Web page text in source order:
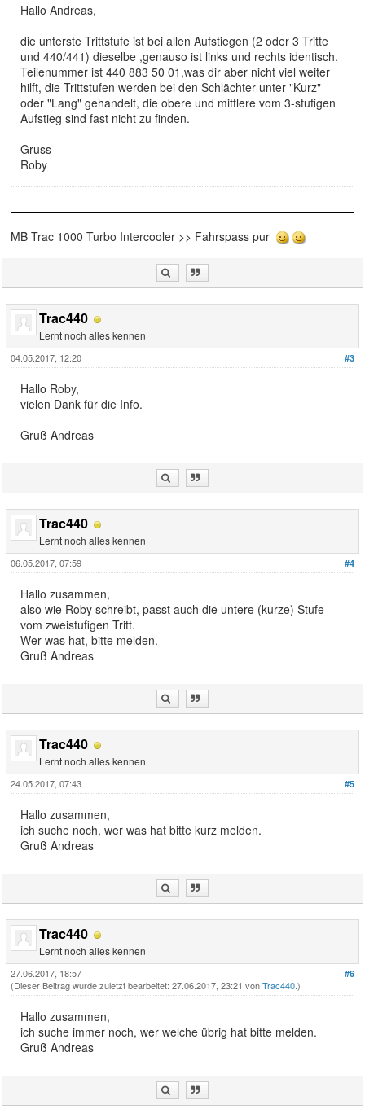
Hallo Andreas,
die unterste Trittstufe ist bei allen Aufstiegen (2 oder 3 Tritte
und 440/441) dieselbe ,genauso ist links und rechts identisch.
Teilenummer ist 440 883 50 01,was dir aber nicht viel weiter
hilft, die Trittstufen werden bei den Schlächter unter "Kurz"
oder "Lang" gehandelt, die obere und mittlere vom 3-stufigen
Aufstieg sind fast nicht zu finden.
Gruss
Roby
MB Trac 1000 Turbo Intercooler >> Fahrspass pur
Trac440
Lernt noch alles kennen
#3
04.05.2017, 12:20
Hallo Roby,
vielen Dank für die Info.
Gruß Andreas
Trac440
Lernt noch alles kennen
#4
06.05.2017, 07:59
Hallo zusammen,
also wie Roby schreibt, passt auch die untere (kurze) Stufe
vom zweistufigen Tritt.
Wer was hat, bitte melden.
Gruß Andreas
Trac440
Lernt noch alles kennen
#5
24.05.2017, 07:43
Hallo zusammen,
ich suche noch, wer was hat bitte kurz melden.
Gruß Andreas
Trac440
Lernt noch alles kennen
#6
27.06.2017, 18:57
(Dieser Beitrag wurde zuletzt bearbeitet: 27.06.2017, 23:21 vonTrac440.)
Hallo zusammen,
ich suche immer noch, wer welche übrig hat bitte melden.
Gruß Andreas